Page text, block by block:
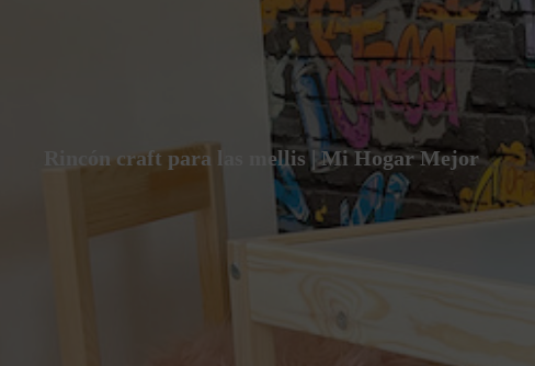
Rincón craft para las mellis | Mi Hogar Mejor